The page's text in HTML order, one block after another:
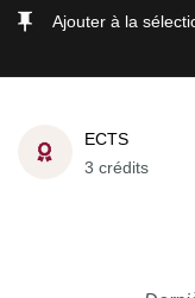
Ajouter à la
ECTS
3 crédits